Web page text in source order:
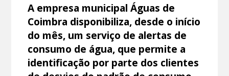
A empresa municipal Águas de
Coimbra disponibiliza, desde o início
do mês, um serviço de alertas de
consumo de água, que permite a
identificação por parte dos clientes